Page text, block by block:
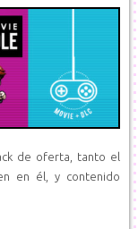
de oferta, tanto el
en él, y contenido